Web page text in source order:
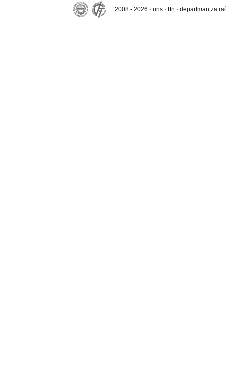
2008 - 2026 · uns · ftn · departman za